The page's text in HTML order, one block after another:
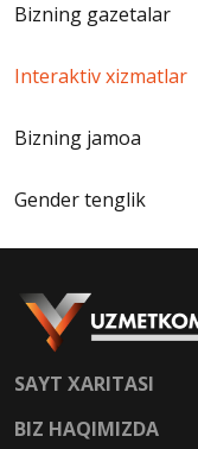
Bizning gazetalar
Interaktiv xizmatlar
Bizning jamoa
Gender tenglik
SAYT XARITASI
BIZ HAQIMIZDA